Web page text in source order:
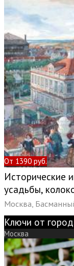
От 1390 руб.
Исторические
усадьбы,
Москва,
Ключи от
Москва